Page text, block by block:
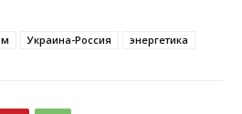
Украина-Россия энергетика